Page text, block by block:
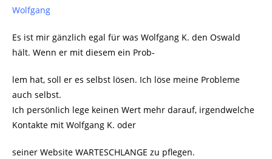
Wolfgang
Es ist mir gänzlich egal für was Wolfgang K. den Oswald
hält. Wenn er mit diesem ein Prob-
lem hat, soll er es selbst lösen. Ich löse meine Probleme
auch selbst.
Ich persönlich lege keinen Wert mehr darauf, irgendwelche
Kontakte mit Wolfgang K. oder
seiner Website WARTESCHLANGE zu pflegen.